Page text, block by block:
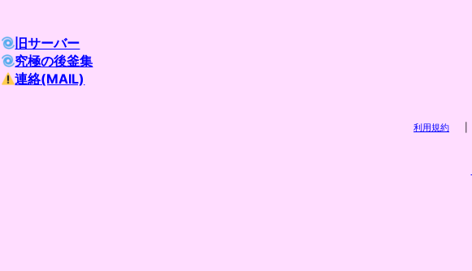
旧サーバー
究極の後釜集
連絡(MAIL)
利用規約